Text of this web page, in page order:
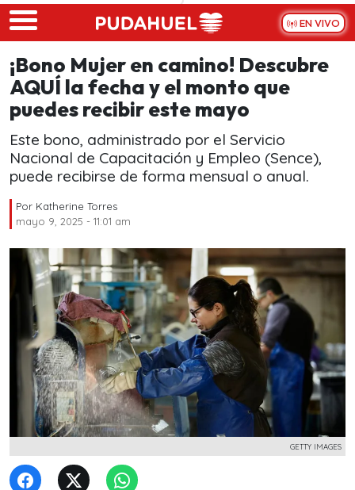
Skip to main content
EN VIVO
¡Bono Mujer en camino! Descubre
AQUÍ la fecha y el monto que
puedes recibir este mayo
Este bono, administrado por el Servicio
Nacional de Capacitación y Empleo (Sence),
puede recibirse de forma mensual o anual.
Por Katherine Torres
mayo 9, 2025 - 11:01 am
GETTY IMAGES